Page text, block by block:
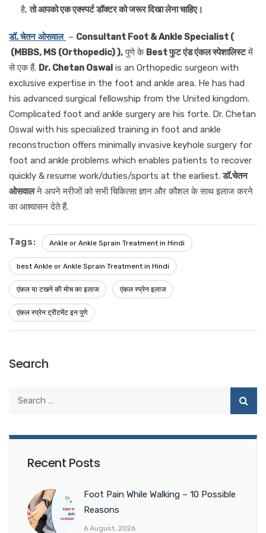
है,तो आपको एक एक्स्पर्ट डॉक्टर को जरूर दिखा लेना चाहिए।
डॉ.चेतन ओसवाल – Consultant Foot & Ankle Specialist (
(MBBS, MS (Orthopedic) ),पुणे के Best फुट एंड एंकल स्पेशालिस्टमें
से एक हैं. Dr. Chetan Oswal is an Orthopedic surgeon with
exclusive expertise in the foot and ankle area. He has had
his advanced surgical fellowship from the United kingdom.
Complicated foot and ankle surgery are his forte. Dr. Chetan
Oswal with his specialized training in foot and ankle
reconstruction offers minimally invasive keyhole surgery for
foot and ankle problems which enables patients to recover
quickly & resume work/duties/sports at the earliest.डॉ.चेतन
ओसवालने अपने मरीजों को सभी चिकित्सा ज्ञान और कौशल के साथ इलाज करने
का आश्वासन देते हैं.
Tags: Ankle or Ankle Sprain Treatment in Hindi
best Ankle or Ankle Sprain Treatment in Hindi
एंकल या टखने की मोच का इलाज एंकल स्प्रेन इलाज
एंकल स्प्रेन ट्रीटमेंट इन पुणे
Search
Recent Posts
Foot Pain While Walking – 10 Possible
Reasons
6 August, 2026